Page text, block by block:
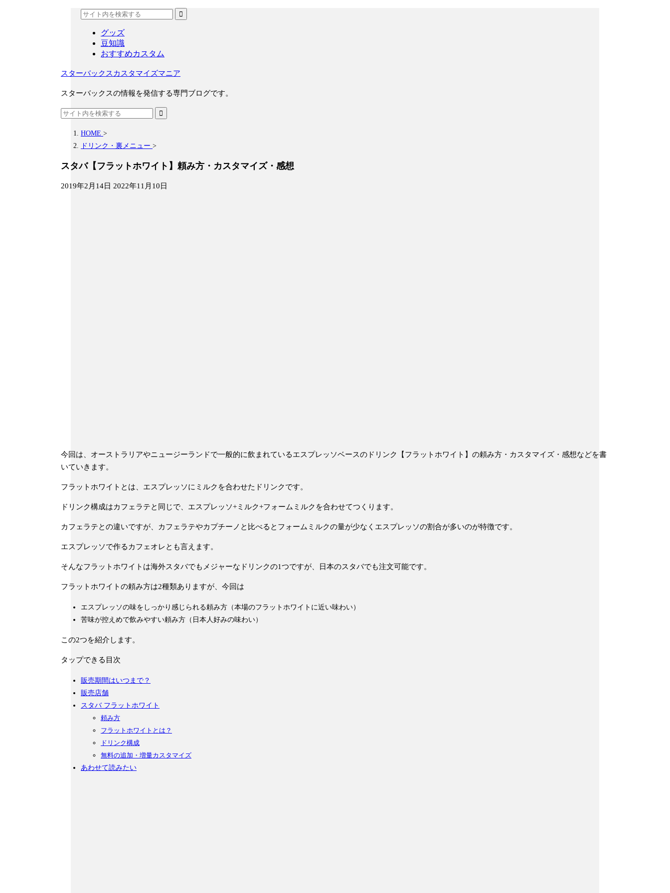
グッズ
豆知識
おすすめカスタム
スターバックスカスタマイズマニア
スターバックスの情報を発信する専門ブログです。
HOME >
ドリンク・裏メニュー >
スタバ【フラットホワイト】頼み方・カスタマイズ・感想
2019年2月14日 2022年11月10日
今回は、オーストラリアやニュージーランドで一般的に飲まれているエスプレッソベースのドリンク【フラットホワイト】の頼み方・カスタマイズ・感想などを書
いていきます。
フラットホワイトとは、エスプレッソにミルクを合わせたドリンクです。
ドリンク構成はカフェラテと同じで、エスプレッソ+ミルク+フォームミルクを合わせてつくります。
カフェラテとの違いですが、カフェラテやカプチーノと比べるとフォームミルクの量が少なくエスプレッソの割合が多いのが特徴です。
エスプレッソで作るカフェオレとも言えます。
そんなフラットホワイトは海外スタバでもメジャーなドリンクの1つですが、日本のスタバでも注文可能です。
フラットホワイトの頼み方は2種類ありますが、今回は
エスプレッソの味をしっかり感じられる頼み方（本場のフラットホワイトに近い味わい）
苦味が控えめで飲みやすい頼み方（日本人好みの味わい）
この2つを紹介します。
タップできる目次
販売期間はいつまで？
販売店舗
スタバ フラットホワイト
頼み方
フラットホワイトとは？
ドリンク構成
無料の追加・増量カスタマイズ
あわせて読みたい